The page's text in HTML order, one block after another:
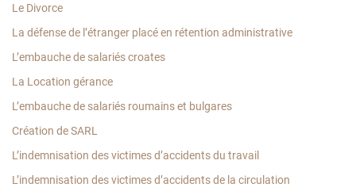
Le Divorce
La défense de l’étranger placé en rétention administrative
L’embauche de salariés croates
La Location gérance
L’embauche de salariés roumains et bulgares
Création de SARL
L’indemnisation des victimes d’accidents du travail
L’indemnisation des victimes d’accidents de la circulation